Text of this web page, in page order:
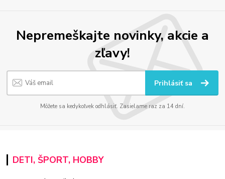
Nepremeškajte novinky, akcie a
zľavy!
Prihlásiť sa
Môžete sa kedykoľvek odhlásiť. Zasielame raz za 14 dní.
DETI, ŠPORT, HOBBY